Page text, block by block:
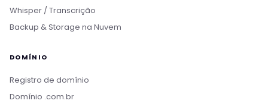
Whisper / Transcrição
Backup & Storage na Nuvem
DOMÍNIO
Registro de domínio
Domínio .com.br